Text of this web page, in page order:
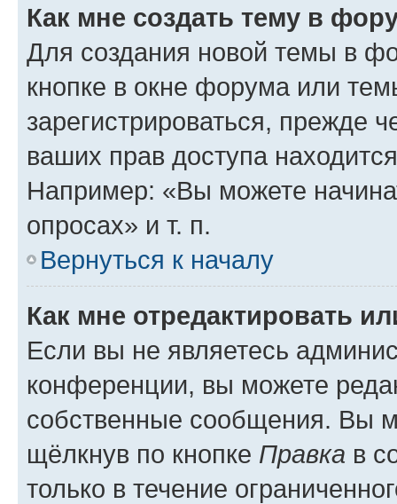
Как мне создать тему в
Для создания новой темы в
кнопке в окне форума или
зарегистрироваться, прежде
ваших прав доступа
Например: «Вы можете
опросах» и т. п.
Вернуться к началу
Как мне отредактировать
Если вы не являетесь
конференции, вы можете
собственные сообщения. Вы
щёлкнув по кнопке Правка в
только в течение